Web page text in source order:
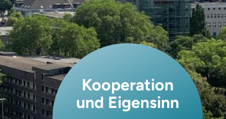
Kooperation
und Eigensinn